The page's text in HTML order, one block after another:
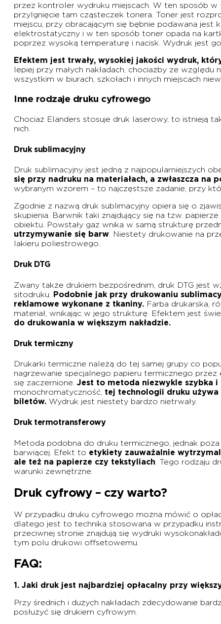
przez kontroler wydruku miejscach. W ten sposób
przylgnięcie tam cząsteczek tonera. Toner jest
miejscu, przy obracającym się bębnie podawana
elektrostatyczny i w ten sposób toner opada na
poprzez wysoką temperaturę i nacisk. Wydruk jest
Efektem jest trwały, wysokiej jakości wydruk,
lepiej przy małych nakładach, chociażby ze
wszystkim w biurach, szkołach i innych miejscach
Inne rodzaje druku cyfrowego
Chociaż Elanders stosuje druk laserowy, to istnieją
nich.
Druk sublimacyjny
Druk sublimacyjny jest jedną z najpopularniejszych
się przy nadruku na materiałach, a zwłaszcza na
wybranym wzorem – to najczęstsze zadanie, przy
Zgodnie z nazwą druk sublimacyjny opiera się o
skupienia. Barwnik taki znajdujący się na tzw.
obiektu. Powstały gaz wnika w samą strukturę
utrzymywanie się barw . Niestety drukowanie na
lakieru poliestrowego.
Druk DTG
Zwany także drukiem bezpośrednim, druk DTG jest
sitodruku.
Podobnie jak przy drukowaniu
reklamowe wykonane z tkaniny. Farba drukarska,
materiał, wnikając w jego strukturę. Efektem jest
do drukowania w większym nakładzie.
Druk termiczny
Drukarki termiczne należą do tej samej grupy co
nagrzewanie specjalnego papieru termicznego
się zaczernione. Jest to metoda niezwykle szybka i
monochromatyczność, tej technologii druku
biletów. Wydruk jest niestety bardzo nietrwały.
Druk termotransferowy
Metoda podobna do druku termicznego, jednak
barwiącej. Efekt to etykiety zauważalnie
ale też na papierze czy tekstyliach . Tego rodzaju
warunki zewnętrzne.
Druk cyfrowy – czy warto?
W przypadku druku cyfrowego można mówić o
dlatego jest to technika stosowana w przypadku
przeciwnej stronie znajdują się wydruki
tym polu drukowi offsetowemu.
FAQ:
1. Jaki druk jest najbardziej opłacalny przy
Przy średnich i dużych nakładach zdecydowanie
posłużyć się drukiem cyfrowym.